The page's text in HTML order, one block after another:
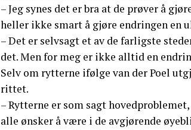
– Jeg synes det er bra at de prøver å
heller ikke smart å gjøre endringen en
– Det er selvsagt et av de farligste
det. Men for meg er ikke alltid en
Selv om rytterne ifølge van der Poel
rittet.
– Rytterne er som sagt
alle ønsker å være i de avgjørende